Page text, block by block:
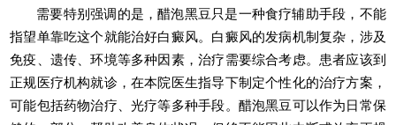
需要特别强调的是，醋泡黑豆只是一种食疗辅助手段，不能
指望单靠吃这个就能治好白癜风。白癜风的发病机制复杂，涉及
免疫、遗传、环境等多种因素，治疗需要综合考虑。患者应该到
正规医疗机构就诊，在本院医生指导下制定个性化的治疗方案，
可能包括药物治疗、光疗等多种手段。醋泡黑豆可以作为日常保